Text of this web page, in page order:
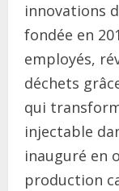
innovations
fondée en
employés,
déchets
qui
injectable
inauguré en
production